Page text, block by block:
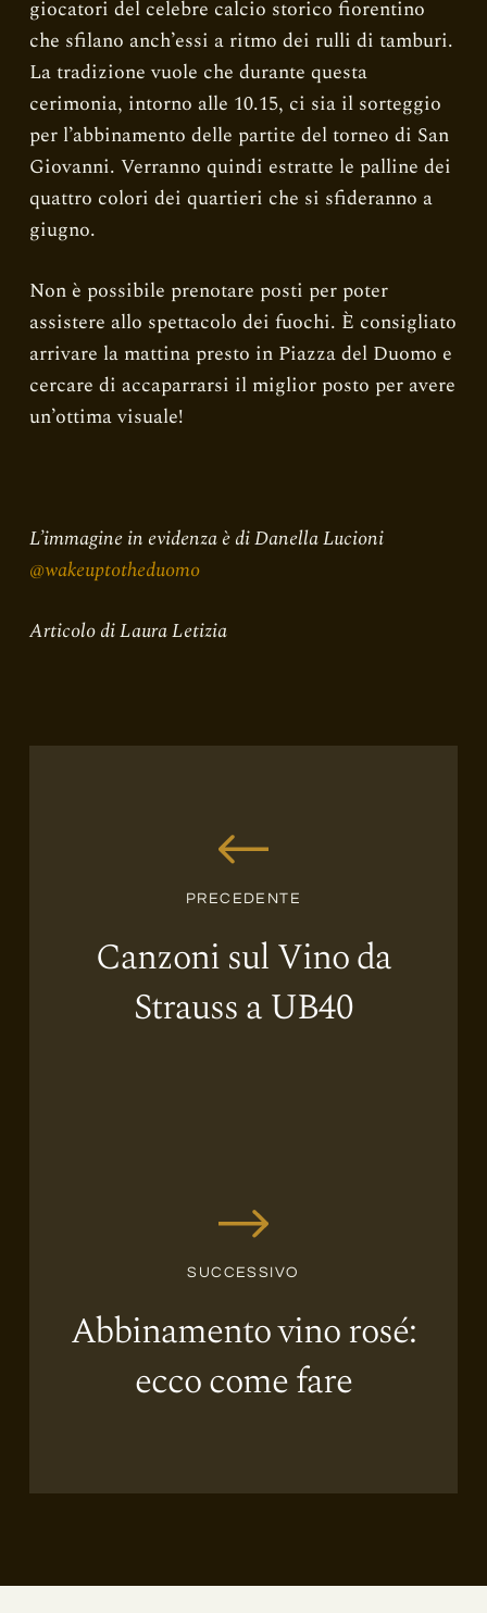
giocatori del celebre calcio storico fiorentino
che sfilano anch’essi a ritmo dei rulli di tamburi.
La tradizione vuole che durante questa
cerimonia, intorno alle 10.15, ci sia il sorteggio
per l’abbinamento delle partite del torneo di San
Giovanni. Verranno quindi estratte le palline dei
quattro colori dei quartieri che si sfideranno a
giugno.
Non è possibile prenotare posti per poter
assistere allo spettacolo dei fuochi. È consigliato
arrivare la mattina presto in Piazza del Duomo e
cercare di accaparrarsi il miglior posto per avere
un’ottima visuale!
L’immagine in evidenza è di Danella Lucioni
@wakeuptotheduomo
Articolo di Laura Letizia
PRECEDENTE
Canzoni sul Vino da
Strauss a UB40
SUCCESSIVO
Abbinamento vino rosé:
ecco come fare